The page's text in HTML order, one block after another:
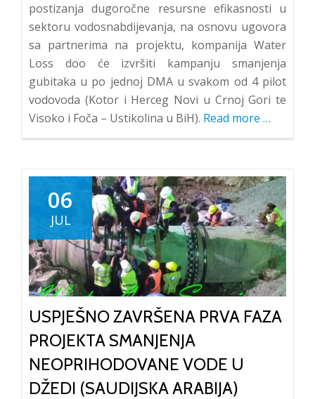
postizanja dugoročne resursne efikasnosti u
sektoru vodosnabdijevanja, na osnovu ugovora
sa partnerima na projektu, kompanija Water
Loss doo će izvršiti kampanju smanjenja
gubitaka u po jednoj DMA u svakom od 4 pilot
vodovoda (Kotor i Herceg Novi u Crnoj Gori te
Visoko i Foča – Ustikolina u BiH). Read more about
„Akcija
za
i
vodne
usluga
…
06
JUL
USPJEŠNO ZAVRŠENA PRVA FAZA
PROJEKTA SMANJENJA
NEOPRIHODOVANE VODE U
DŽEDI (SAUDIJSKA ARABIJA)